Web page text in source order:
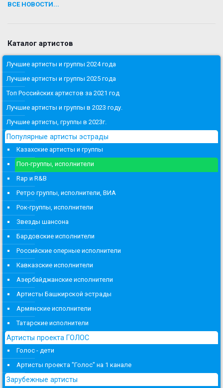
ВСЕ НОВОСТИ...
Каталог артистов
Лучшие артисты и группы 2024 года
Лучшие артисты и группы 2025 года
Топ Российских артистов за 2021 год
Лучшие артисты и группы в 2023 году.
Лучшие артисты, группы в 2023г.
Популярные артисты эстрады
Казахские артисты и группы
Поп-группы, исполнители
Rap и R&B
Ретро группы, исполнители, ВИА
Рок-группы, исполнители
Звезды шансона
Бардовские исполнители
Российские оперные исполнители
Кавказские исполнители
Азербайджанские исполнители
Артисты Башкирской эстрады
Армянские исполнители
Татарские исполнители
Артисты проекта ГОЛОС
Голос - дети
Артисты проекта "Голос" на 1 канале
Зарубежные артисты